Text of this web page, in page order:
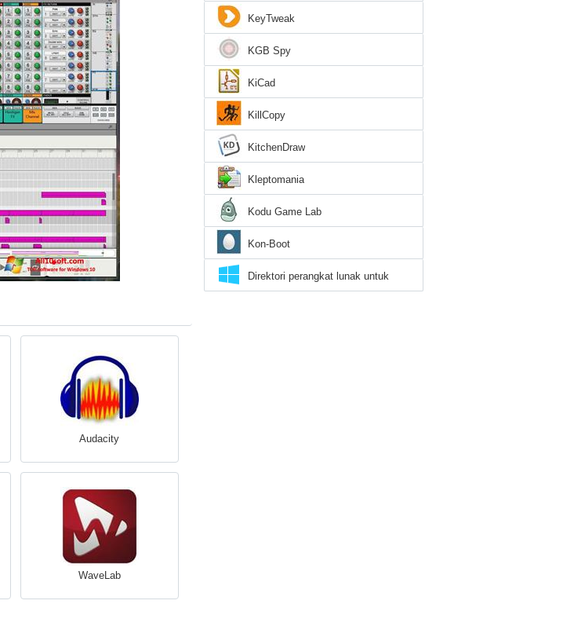
Audacity
WaveLab
KeyTweak
KGB Spy
KiCad
KillCopy
KitchenDraw
Kleptomania
Kodu Game Lab
Kon-Boot
Direktori perangkat lunak untuk
Windows 10